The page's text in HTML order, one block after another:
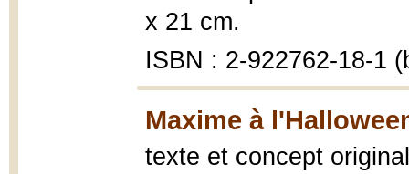
x 21 cm.
ISBN : 2-922762-18-1
Maxime à
texte et concept